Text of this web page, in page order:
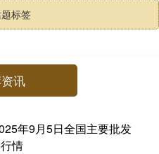
标签
讯
年9月5日全国主要批发
情